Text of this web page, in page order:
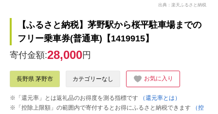
出典：楽天ふるさと納税
【ふるさと納税】茅野駅から桜平駐車場までの
フリー乗車券(普通車)【1419915】
寄付金額:28,000円
長野県 茅野市 カテゴリーなし お気に入り
※「還元率」とは返礼品のお得度を測る指標です
（還元率とは）
※「控除上限額」の範囲内で寄付するとお得にふるさと納税できます
（控